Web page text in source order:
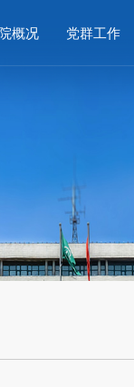
概况 党群工作